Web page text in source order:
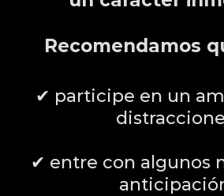
Recomendamos
✔ participe en un
✔ entre con algunos